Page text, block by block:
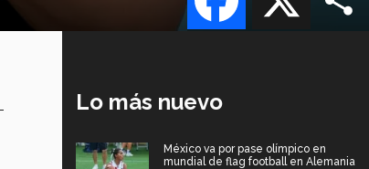
Lo más nuevo
México va por pase olímpico en
mundial de flag football en Alemania